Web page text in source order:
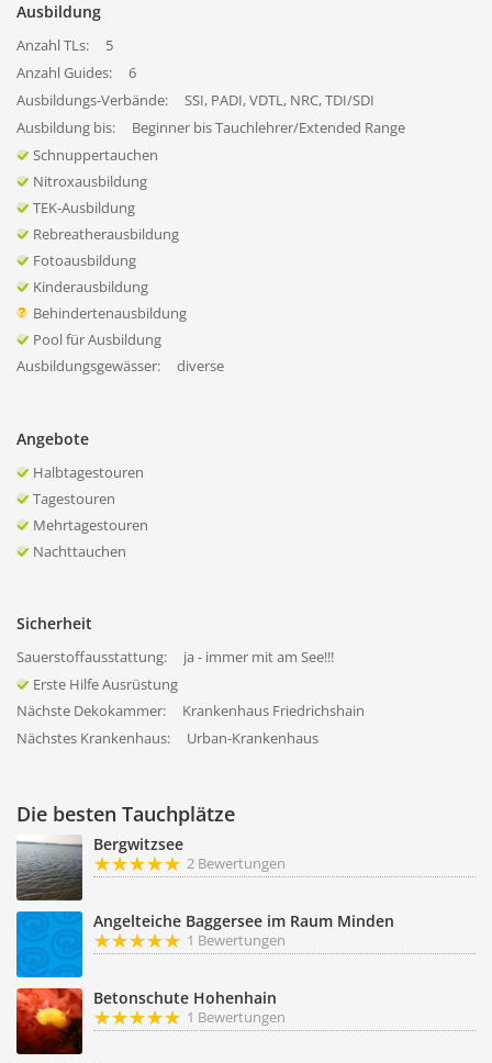
Ausbildung
Anzahl TLs:
5
Anzahl Guides:
6
Ausbildungs-Verbände:
SSI, PADI, VDTL, NRC, TDI/SDI
Ausbildung bis:
Beginner bis Tauchlehrer/Extended Range
Schnuppertauchen
Nitroxausbildung
TEK-Ausbildung
Rebreatherausbildung
Fotoausbildung
Kinderausbildung
Behindertenausbildung
Pool für Ausbildung
Ausbildungsgewässer:
diverse
Angebote
Halbtagestouren
Tagestouren
Mehrtagestouren
Nachttauchen
Sicherheit
Sauerstoffausstattung:
ja - immer mit am See!!!
Erste Hilfe Ausrüstung
Nächste Dekokammer:
Krankenhaus Friedrichshain
Nächstes Krankenhaus:
Urban-Krankenhaus
Die besten Tauchplätze
Bergwitzsee
2 Bewertungen
Angelteiche Baggersee im Raum Minden
1 Bewertungen
Betonschute Hohenhain
1 Bewertungen